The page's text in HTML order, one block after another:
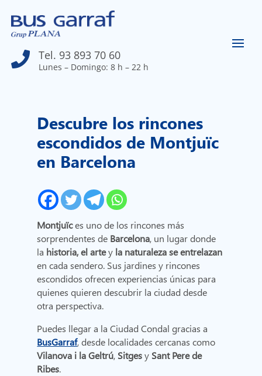
 Tel. 93 893 70 60
Lunes – Domingo: 8 h – 22 h
Descubre los rincones
escondidos de Montjuïc
en Barcelona
Montjuïces uno de los rincones más
sorprendentes de Barcelona, un lugar donde
la historia, el artey la naturaleza se entrelazan
en cada sendero. Sus jardines y rincones
escondidos ofrecen experiencias únicas para
quienes quieren descubrir la ciudad desde
otra perspectiva.
Puedes llegar a la Ciudad Condal gracias a
BusGarraf, desde localidades cercanas como
Vilanova i la Geltrú, Sitgesy Sant Pere de
Ribes.